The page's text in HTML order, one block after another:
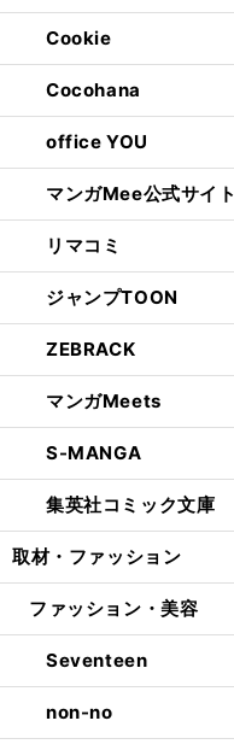
Cookie
Cocohana
office YOU
マンガMee公式サイト
リマコミ
ジャンプTOON
ZEBRACK
マンガMeets
S-MANGA
集英社コミック文庫
取材・ファッション
ファッション・美容
Seventeen
non-no